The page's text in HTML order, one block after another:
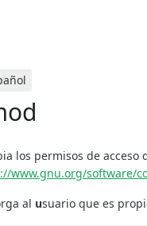
los permisos de
www.gnu.org/software/
al usuario que es